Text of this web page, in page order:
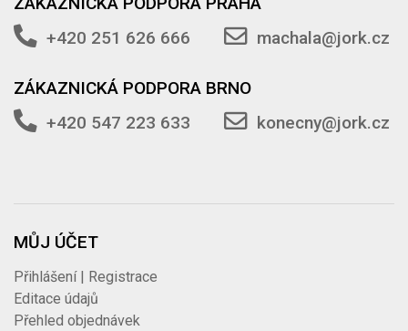
+420 251 626 666
machala@jork.cz
ZÁKAZNICKÁ PODPORA BRNO
+420 547 223 633
konecny@jork.cz
MŮJ ÚČET
Přihlášení | Registrace
Editace údajů
Přehled objednávek